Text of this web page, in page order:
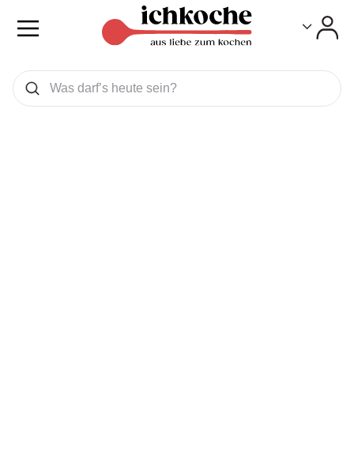
Was wollen Sie suchen
Suchen